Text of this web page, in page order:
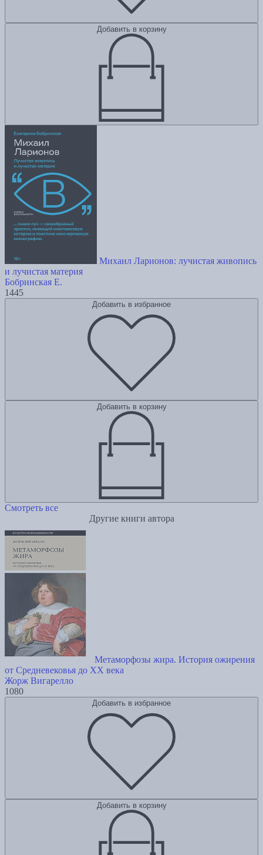
Добавить в корзину
Михаил Ларионов: лучистая живопись
и лучистая материя
Бобринская Е.
1445
Добавить в избранное
Добавить в корзину
Смотреть все
Другие книги автора
Метаморфозы жира. История ожирения
от Средневековья до XX века
Жорж Вигарелло
1080
Добавить в избранное
Добавить в корзину